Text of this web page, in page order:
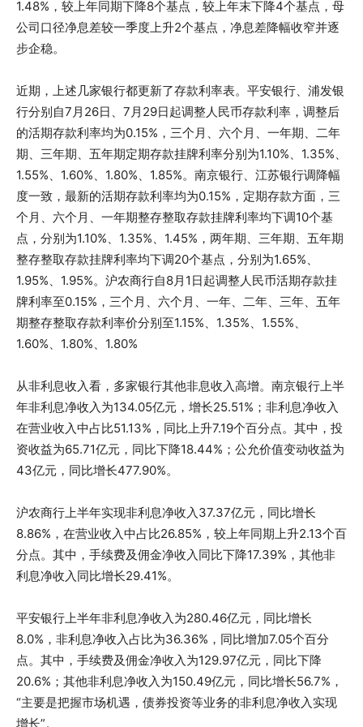
1.48%，较上年同期下降8个基点，较上年末下降4个基点，母
公司口径净息差较一季度上升2个基点，净息差降幅收窄并逐
步企稳。
近期，上述几家银行都更新了存款利率表。平安银行、浦发银
行分别自7月26日、7月29日起调整人民币存款利率，调整后
的活期存款利率均为0.15%，三个月、六个月、一年期、二年
期、三年期、五年期定期存款挂牌利率分别为1.10%、1.35%、
1.55%、1.60%、1.80%、1.85%。南京银行、江苏银行调降幅
度一致，最新的活期存款利率均为0.15%，定期存款方面，三
个月、六个月、一年期整存整取存款挂牌利率均下调10个基
点，分别为1.10%、1.35%、1.45%，两年期、三年期、五年期
整存整取存款挂牌利率均下调20个基点，分别为1.65%、
1.95%、1.95%。沪农商行自8月1日起调整人民币活期存款挂
牌利率至0.15%，三个月、六个月、一年、二年、三年、五年
期整存整取存款利率价分别至1.15%、1.35%、1.55%、
1.60%、1.80%、1.80%
从非利息收入看，多家银行其他非息收入高增。南京银行上半
年非利息净收入为134.05亿元，增长25.51%；非利息净收入
在营业收入中占比51.13%，同比上升7.19个百分点。其中，投
资收益为65.71亿元，同比下降18.44%；公允价值变动收益为
43亿元，同比增长477.90%。
沪农商行上半年实现非利息净收入37.37亿元，同比增长
8.86%，在营业收入中占比26.85%，较上年同期上升2.13个百
分点。其中，手续费及佣金净收入同比下降17.39%，其他非
利息净收入同比增长29.41%。
平安银行上半年非利息净收入为280.46亿元，同比增长
8.0%，非利息净收入占比为36.36%，同比增加7.05个百分
点。其中，手续费及佣金净收入为129.97亿元，同比下降
20.6%；其他非利息净收入为150.49亿元，同比增长56.7%，
“主要是把握市场机遇，债券投资等业务的非利息净收入实现
增长”。